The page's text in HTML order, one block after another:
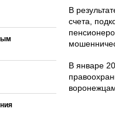
В
счета,
В январе